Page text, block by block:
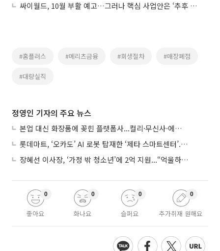
싸이월드, 10월 부활 예고…그러나 핵심 사업안은 ‘추후 공개’
#홈플러스 #메리츠금융 #회생절차 #매장폐점
#대량실직
정영인 기자의 주요 뉴스
본업 대신 화장품에 꽂힌 플랫폼사...컬리·무신사·에이블리, ‘뷰티 페스타’ 경쟁
롯데마트, ‘오카도’ AI 로봇 탑재한 ‘제타 스마트센터’...온라인 장보기 판 바꾼다
장혜선 이사장, ‘가정 밖 청소년’에 2억 지원...“억울하고 아파도 단단해지길”
좋아요
0
화나요
0
슬퍼요
0
추가취재 원해요
0